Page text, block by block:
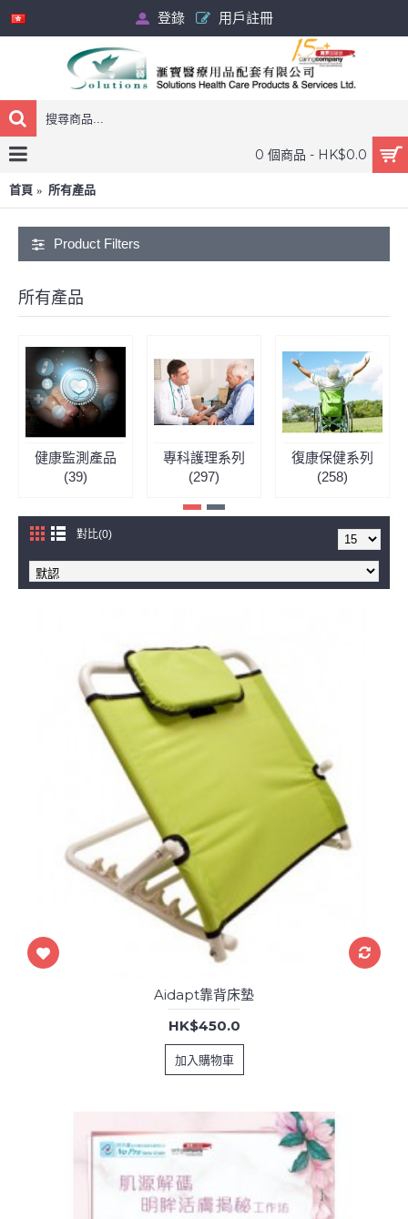
登錄 用戶註冊
0 個商品 - HK$0.0
首頁 所有產品
Product Filters
所有產品
健康監測產品
(39)
專科護理系列
(297)
復康保健系列
(258)
對比(0)
Aidapt靠背床墊
HK$450.0
加入購物車